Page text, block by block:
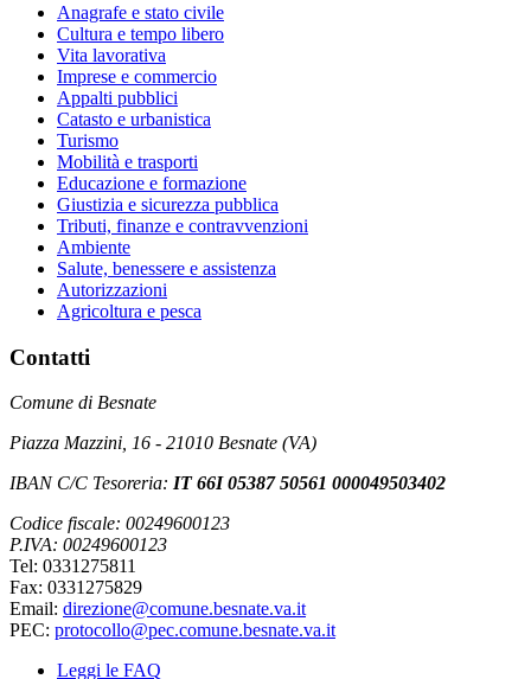
Anagrafe e stato civile
Cultura e tempo libero
Vita lavorativa
Imprese e commercio
Appalti pubblici
Catasto e urbanistica
Turismo
Mobilità e trasporti
Educazione e formazione
Giustizia e sicurezza pubblica
Tributi, finanze e contravvenzioni
Ambiente
Salute, benessere e assistenza
Autorizzazioni
Agricoltura e pesca
Contatti
Comune di Besnate
Piazza Mazzini, 16 - 21010 Besnate (VA)
IBAN C/C Tesoreria: IT 66I 05387 50561 000049503402
Codice fiscale: 00249600123
P.IVA: 00249600123
Tel: 0331275811
Fax: 0331275829
Email: direzione@comune.besnate.va.it
PEC: protocollo@pec.comune.besnate.va.it
Leggi le FAQ